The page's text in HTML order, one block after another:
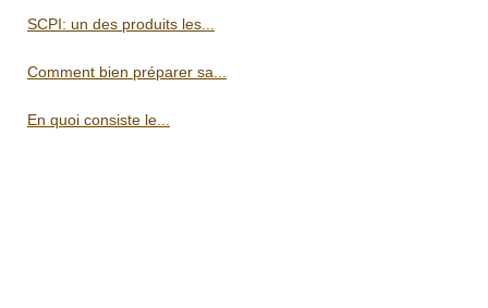
SCPI: un des produits les...
Comment bien préparer sa...
En quoi consiste le...